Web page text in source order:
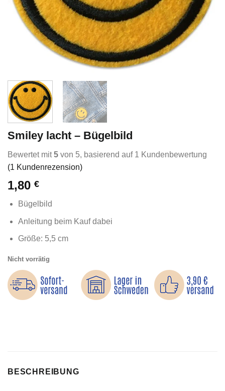
Smiley lacht – Bügelbild
Bewertet mit5 von 5, basierend auf 1 Kundenbewertung
(1 Kundenrezension)
1,80 €
Bügelbild
Anleitung beim Kauf dabei
Größe: 5,5 cm
Nicht vorrätig
BESCHREIBUNG